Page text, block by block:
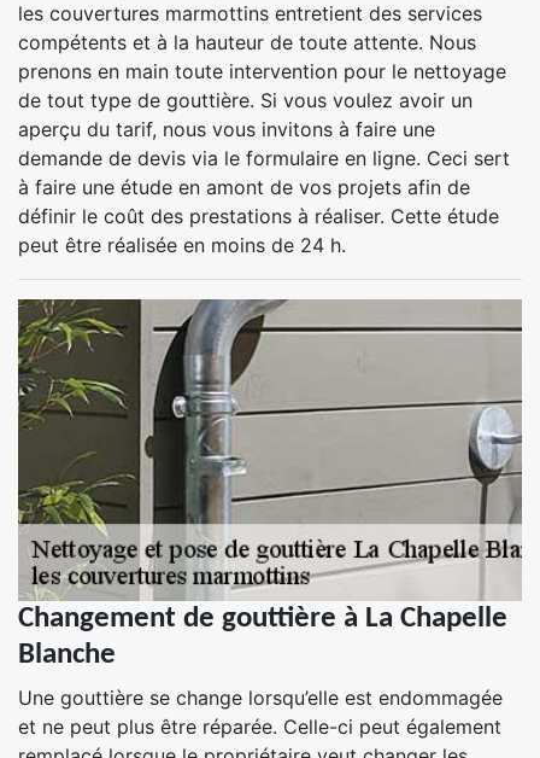
les couvertures marmottins entretient des services
compétents et à la hauteur de toute attente. Nous
prenons en main toute intervention pour le nettoyage
de tout type de gouttière. Si vous voulez avoir un
aperçu du tarif, nous vous invitons à faire une
demande de devis via le formulaire en ligne. Ceci sert
à faire une étude en amont de vos projets afin de
définir le coût des prestations à réaliser. Cette étude
peut être réalisée en moins de 24 h.
Changement de gouttière à La Chapelle
Blanche
Une gouttière se change lorsqu’elle est endommagée
et ne peut plus être réparée. Celle-ci peut également